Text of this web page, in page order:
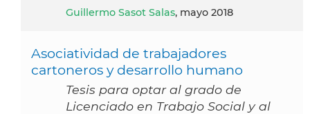
Guillermo Sasot Salas, mayo 2018
Asociatividad de trabajadores
cartoneros y desarrollo humano
Tesis para optar al grado de
Licenciado en Trabajo Social y al